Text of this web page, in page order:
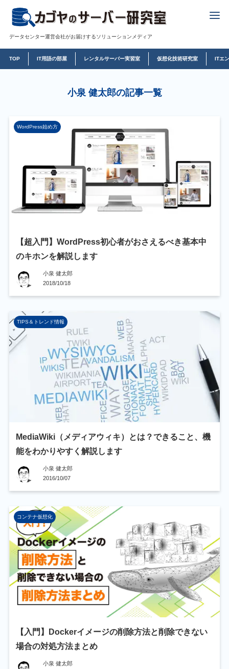
データセンター運営会社がお届けするソリューションメディア
TOP IT用語の部屋 レンタルサーバー実習室 仮想化技術研究室 ITエ
小泉 健太郎の記事一覧
WordPress始め方
【超入門】WordPress初心者がおさえるべき基本中
のキホンを解説します
小泉 健太郎
2018/10/18
TIPS＆トレンド情報
MediaWiki（メディアウィキ）とは？できること、機
能をわかりやすく解説します
小泉 健太郎
2016/10/07
コンテナ仮想化
【入門】Dockerイメージの削除方法と削除できない
場合の対処方法まとめ
小泉 健太郎